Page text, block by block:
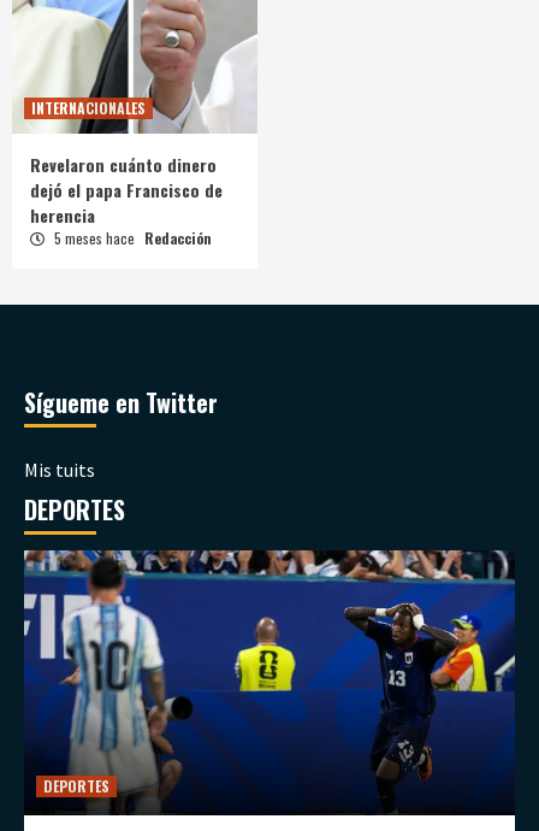
INTERNACIONALES
Revelaron cuánto dinero
dejó el papa Francisco de
herencia
5 meses hace Redacción
Sígueme en Twitter
Mis tuits
DEPORTES
DEPORTES